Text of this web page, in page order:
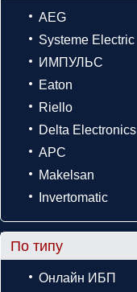
AEG
Systeme Electric
ИМПУЛЬС
Eaton
Riello
Delta Electronics
APC
Makelsan
Invertomatic
По типу
Онлайн ИБП